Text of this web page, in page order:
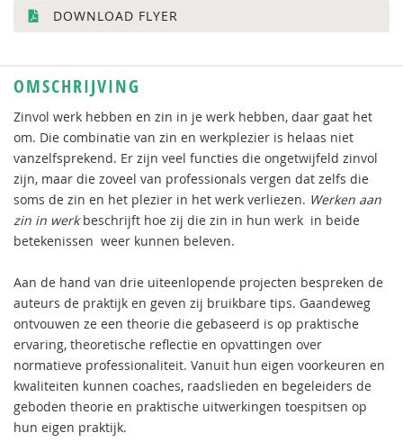
DOWNLOAD FLYER
OMSCHRIJVING
Zinvol werk hebben en zin in je werk hebben, daar gaat het
om. Die combinatie van zin en werkplezier is helaas niet
vanzelfsprekend. Er zijn veel functies die ongetwijfeld zinvol
zijn, maar die zoveel van professionals vergen dat zelfs die
soms de zin en het plezier in het werk verliezen. Werken aan
zin in werkbeschrijft hoe zij die zin in hun werk  in beide
betekenissen  weer kunnen beleven.
Aan de hand van drie uiteenlopende projecten bespreken de
auteurs de praktijk en geven zij bruikbare tips. Gaandeweg
ontvouwen ze een theorie die gebaseerd is op praktische
ervaring, theoretische reflectie en opvattingen over
normatieve professionaliteit. Vanuit hun eigen voorkeuren en
kwaliteiten kunnen coaches, raadslieden en begeleiders de
geboden theorie en praktische uitwerkingen toespitsen op
hun eigen praktijk.